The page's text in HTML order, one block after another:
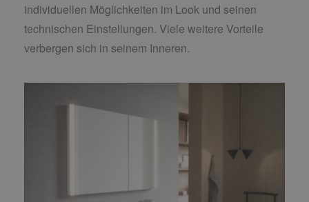
individuellen Möglichkeiten im Look und seinen
technischen Einstellungen. Viele weitere Vorteile
verbergen sich in seinem Inneren.